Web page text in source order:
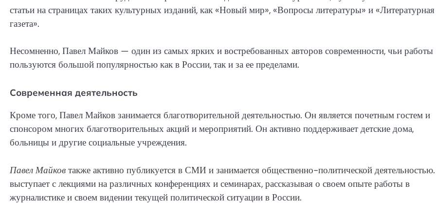
статьи на страницах таких культурных изданий, как «Новый мир», «Вопросы литературы» и «Литературная
газета».
Несомненно, Павел Майков — один из самых ярких и востребованных авторов современности, чьи работы
пользуются большой популярностью как в России, так и за ее пределами.
Современная деятельность
Кроме того, Павел Майков занимается благотворительной деятельностью. Он является почетным гостем и
спонсором многих благотворительных акций и мероприятий. Он активно поддерживает детские дома,
больницы и другие социальные учреждения.
Павел Майков также активно публикуется в СМИ и занимается общественно-политической
выступает с лекциями на различных конференциях и семинарах, рассказывая о своем опыте работы в
журналистике и своем видении текущей политической ситуации в России.